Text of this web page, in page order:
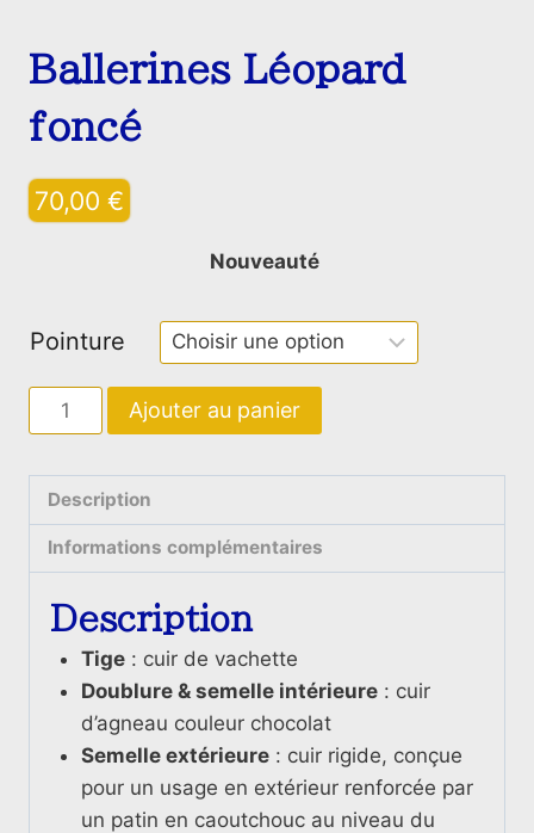
Ballerines Léopard
foncé
70,00 €
Nouveauté
Pointure
quantité
de
Léopard
foncé
Ajouter au panier
Description
Informations complémentaires
Description
Tige: cuir de vachette
Doublure & semelle intérieure: cuir
d’agneau couleur chocolat
Semelle extérieure: cuir rigide, conçue
pour un usage en extérieur renforcée par
un patin en caoutchouc au niveau du